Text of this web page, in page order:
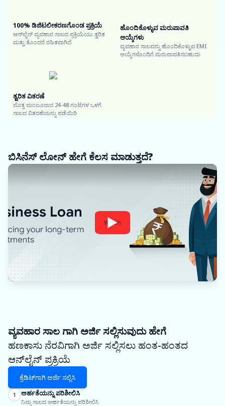
100% ಡಿಜಿಟಲೀಕರಣಗೊಂಡ ಪ್ರಕ್ರಿಯೆ
ಆನ್‌ಲೈನ್ ವ್ಯವಹಾರ ಸಾಲದ ಪ್ರಕ್ರಿಯೆಯು ತ್ವರಿತ
ಮತ್ತು ತೊಂದರೆ ರಹಿತವಾಗಿದೆ
ಹೊಂದಿಕೊಳ್ಳುವ ಮರುಪಾವತಿ
ಆಯ್ಕೆಗಳು
ವ್ಯವಹಾರ ಸಾಲವನ್ನು ಹೊಂದಿಕೊಳ್ಳುವ EMI
ಆಯ್ಕೆಗಳೊಂದಿಗೆ ಮರುಪಾವತಿಸಬಹುದು
ತ್ವರಿತ ವಿತರಣೆ
ಮೊತ್ತ ಮಂಜೂರಾದ 24-48 ಗಂಟೆಗಳ ಒಳಗೆ
ಸಾಲದ ವಿತರಣೆಯನ್ನು ಪಡೆಯಿರಿ
ಬಿಸಿನೆಸ್ ಲೋನ್ ಹೇಗೆ ಕೆಲಸ ಮಾಡುತ್ತದೆ?
Watch
ವ್ಯವಹಾರ ಸಾಲ ಗಾಗಿ ಅರ್ಜಿ ಸಲ್ಲಿಸುವುದು ಹೇಗೆ
ಹಣಕಾಸು ನೆರವಿಗಾಗಿ ಅರ್ಜಿ ಸಲ್ಲಿಸಲು ಹಂತ-ಹಂತದ
ಆನ್‌ಲೈನ್ ಪ್ರಕ್ರಿಯೆ
ಕ್ರೆಡಿಟ್‌ಗಾಗಿ ಅರ್ಜಿ ಸಲ್ಲಿಸಿ
1 ಅರ್ಹತೆಯನ್ನು ಪರಿಶೀಲಿಸಿ
ನಿಮ್ಮ ಸಾಲದ ಅರ್ಹತೆಯನ್ನು ಪರಿಶೀಲಿಸಿ